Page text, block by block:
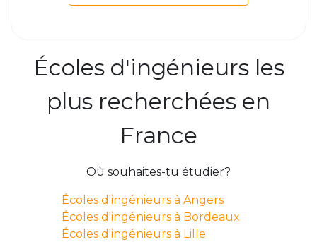
Écoles d'ingénieurs les
plus recherchées en
France
Où souhaites-tu étudier?
Écoles d'ingénieurs à Angers
Écoles d'ingénieurs à Bordeaux
Écoles d'ingénieurs à Lille